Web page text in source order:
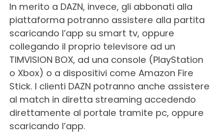
In merito a DAZN, invece, gli abbonati alla
piattaforma potranno assistere alla partita
scaricando l’app su smart tv, oppure
collegando il proprio televisore ad un
TIMVISION BOX, ad una console (PlayStation
o Xbox) o a dispositivi come Amazon Fire
Stick. I clienti DAZN potranno anche assistere
al match in diretta streaming accedendo
direttamente al portale tramite pc, oppure
scaricando l’app.